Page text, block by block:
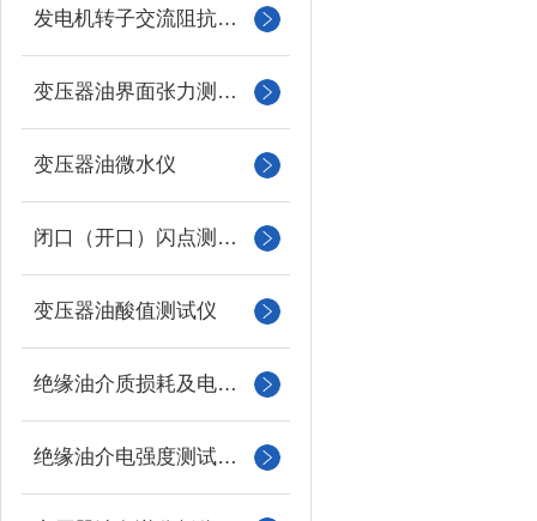
发电机转子交流阻抗测试仪
变压器油界面张力测试仪
变压器油微水仪
闭口（开口）闪点测定仪
变压器油酸值测试仪
绝缘油介质损耗及电阻率测试仪
绝缘油介电强度测试仪系列